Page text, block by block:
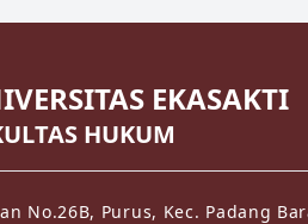
EKASAKTI
HUKUM
No.26B, Purus, Kec. Padang